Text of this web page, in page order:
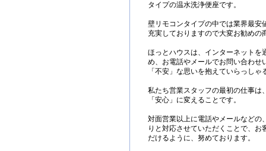
タイプの温水洗浄便座です。
壁リモコンタイプの中では業界最安
充実しておりますので大変お勧めの
ほっとハウスは、インターネットを
め、お電話やメールでお問い合わせ
「不安」な思いを抱えていらっしゃ
私たち営業スタッフの最初の仕事は
「安心」に変えることです。
対面営業以上に電話やメールなどの
りと対応させていただくことで、お
だけるように、努めております。